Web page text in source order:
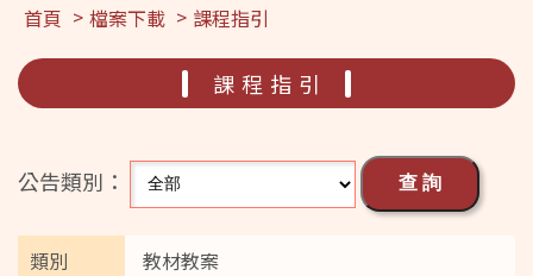
首頁
檔案下載 課程指引
課程指引
公告類別：
教材教案